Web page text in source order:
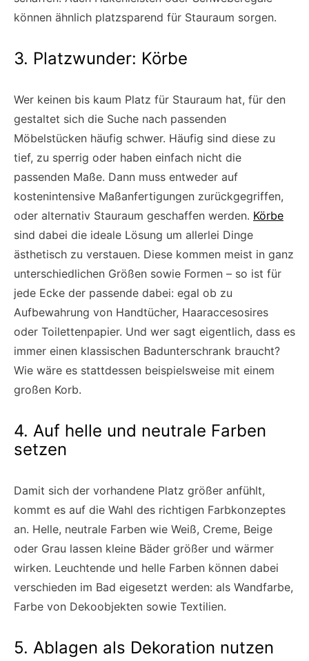
können ähnlich platzsparend für Stauraum sorgen.
3. Platzwunder: Körbe
Wer keinen bis kaum Platz für Stauraum hat, für den
gestaltet sich die Suche nach passenden
Möbelstücken häufig schwer. Häufig sind diese zu
tief, zu sperrig oder haben einfach nicht die
passenden Maße. Dann muss entweder auf
kostenintensive Maßanfertigungen zurückgegriffen,
oder alternativ Stauraum geschaffen werden. Körbe
sind dabei die ideale Lösung um allerlei Dinge
ästhetisch zu verstauen. Diese kommen meist in ganz
unterschiedlichen Größen sowie Formen – so ist für
jede Ecke der passende dabei: egal ob zu
Aufbewahrung von Handtücher, Haaraccesosires
oder Toilettenpapier. Und wer sagt eigentlich, dass es
immer einen klassischen Badunterschrank braucht?
Wie wäre es stattdessen beispielsweise mit einem
großen Korb.
4. Auf helle und neutrale Farben
setzen
Damit sich der vorhandene Platz größer anfühlt,
kommt es auf die Wahl des richtigen Farbkonzeptes
an. Helle, neutrale Farben wie Weiß, Creme, Beige
oder Grau lassen kleine Bäder größer und wärmer
wirken. Leuchtende und helle Farben können dabei
verschieden im Bad eigesetzt werden: als Wandfarbe,
Farbe von Dekoobjekten sowie Textilien.
5. Ablagen als Dekoration nutzen